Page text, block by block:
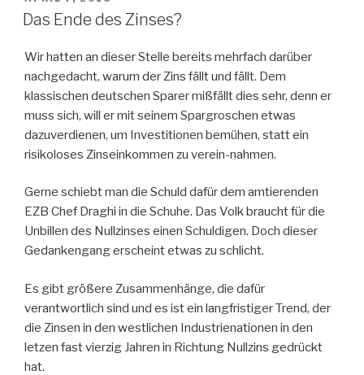
AM
Das Ende des Zinses?
Wir hatten an dieser Stelle bereits mehrfach darüber
nachgedacht, warum der Zins fällt und fällt. Dem
klassischen deutschen Sparer mißfällt dies sehr, denn er
muss sich, will er mit seinem Spargroschen etwas
dazuverdienen, um Investitionen bemühen, statt ein
risikoloses Zinseinkommen zu verein-nahmen.
Gerne schiebt man die Schuld dafür dem amtierenden
EZB Chef Draghi in die Schuhe. Das Volk braucht für die
Unbillen des Nullzinses einen Schuldigen. Doch dieser
Gedankengang erscheint etwas zu schlicht.
Es gibt größere Zusammenhänge, die dafür
verantwortlich sind und es ist ein langfristiger Trend, der
die Zinsen in den westlichen Industrienationen in den
letzen fast vierzig Jahren in Richtung Nullzins gedrückt
hat.